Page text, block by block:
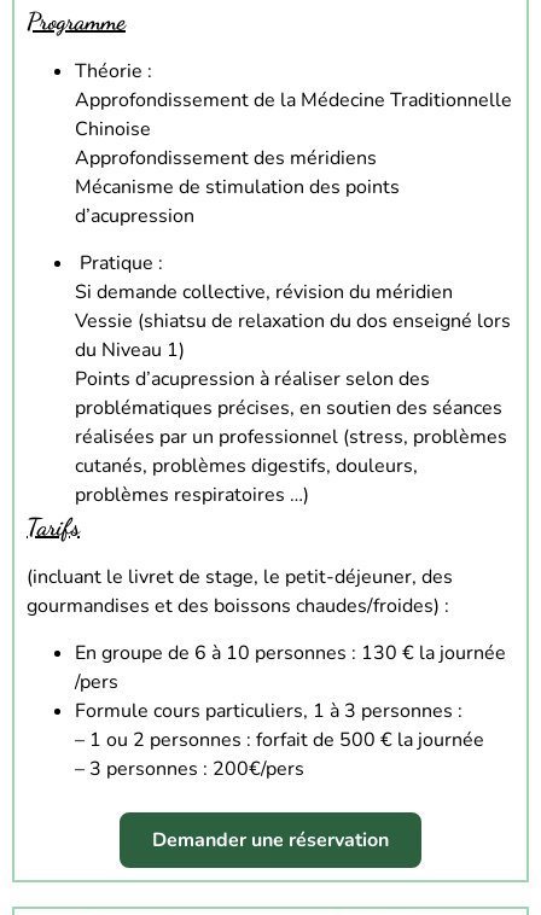
Programme
Théorie :
Approfondissement de la Médecine Traditionnelle
Chinoise
Approfondissement des méridiens
Mécanisme de stimulation des points
d’acupression
Pratique :
Si demande collective, révision du méridien
Vessie (shiatsu de relaxation du dos enseigné lors
du Niveau 1)
Points d’acupression à réaliser selon des
problématiques précises, en soutien des séances
réalisées par un professionnel (stress, problèmes
cutanés, problèmes digestifs, douleurs,
problèmes respiratoires …)
Tarifs
(incluant le livret de stage, le petit-déjeuner, des
gourmandises et des boissons chaudes/froides) :
En groupe de 6 à 10 personnes : 130 € la journée
/pers
Formule cours particuliers, 1 à 3 personnes :
– 1 ou 2 personnes : forfait de 500 € la journée
– 3 personnes : 200€/pers
Demander une réservation